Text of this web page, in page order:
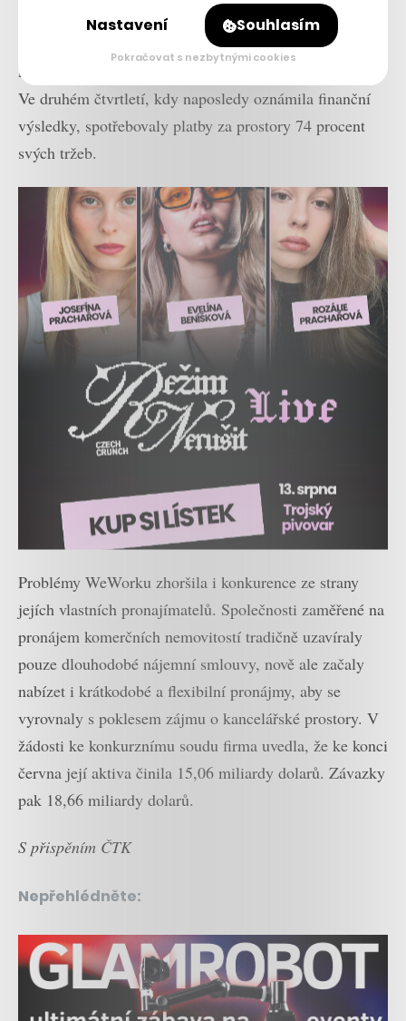
práce z domova. Mnoho jejích zákazníků tvořily
začínající a menší podniky, které omezily své výdaje
kvůli vysoké inflaci a zhoršení ekonomických vyhlídek.
Ve druhém čtvrtletí, kdy naposledy oznámila finanční
výsledky, spotřebovaly platby za prostory 74 procent
svých tržeb.
Problémy WeWorku zhoršila i konkurence ze strany
jejích vlastních pronajímatelů. Společnosti zaměřené na
pronájem komerčních nemovitostí tradičně uzavíraly
pouze dlouhodobé nájemní smlouvy, nově ale začaly
nabízet i krátkodobé a flexibilní pronájmy, aby se
vyrovnaly s poklesem zájmu o kancelářské prostory. V
žádosti ke konkurznímu soudu firma uvedla, že ke konci
června její aktiva činila 15,06 miliardy dolarů. Závazky
pak 18,66 miliardy dolarů.
S přispěním ČTK
Nepřehlédněte:
Nastavení Souhlasím
Pokračovat s nezbytnými cookies